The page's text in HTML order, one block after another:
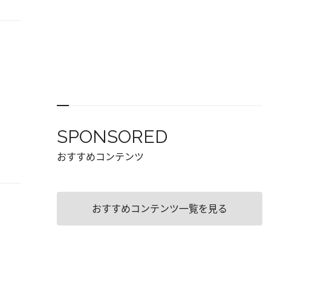
SPONSORED
おすすめコンテンツ
おすすめコンテンツ一覧を見る